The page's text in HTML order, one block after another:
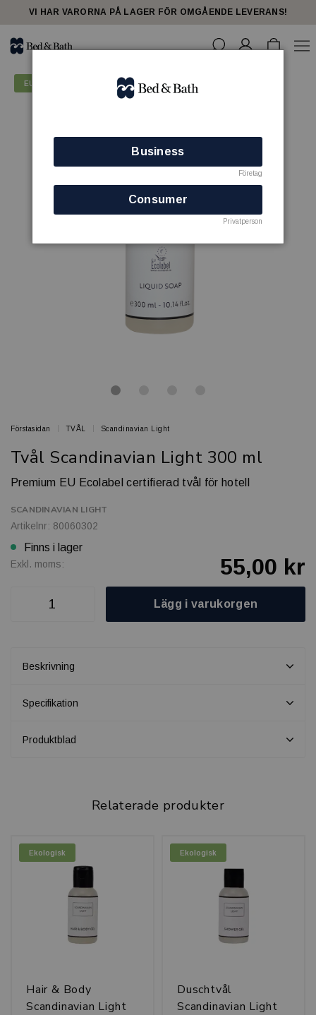
VI HAR VARORNA PÅ LAGER FÖR OMGÅENDE LEVERANS!
EU Ecolabel
Förstasidan TVÅL Scandinavian Light
Tvål Scandinavian Light 300 ml
Premium EU Ecolabel certifierad tvål för hotell
SCANDINAVIAN LIGHT
Artikelnr: 80060302
Finns i lager
Exkl. moms: 55,00 kr
Lägg i varukorgen
Beskrivning
Specifikation
Produktblad
Relaterade produkter
Ekologisk
Hair & Body
Scandinavian Light
Ekologisk
Duschtvål
Scandinavian Light
Business
Företag
Consumer
Privatperson